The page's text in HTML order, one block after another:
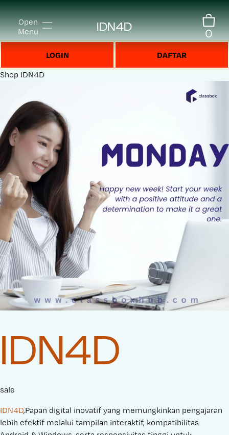
Open
Menu
IDN4D 0
LOGIN DAFTAR
Shop IDN4D
IDN4D
sale
IDN4D,Papan digital inovatif yang memungkinkan pengajaran
lebih efektif melalui tampilan interaktif, kompatibilitas